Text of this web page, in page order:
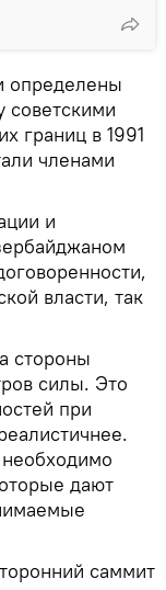
определены
советскими
границ в 1991
членами
и
власти, так
стороны
силы. Это
при
дают
саммит